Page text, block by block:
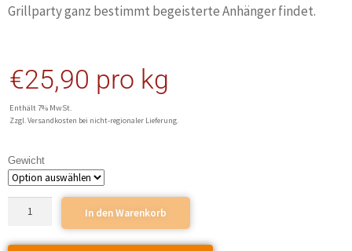
Grillparty ganz bestimmt begeisterte Anhänger findet.
€25,90 pro kg
Enthält 7% MwSt.
Zzgl. Versandkosten bei nicht-regionaler Lieferung.
Gewicht
In den Warenkorb